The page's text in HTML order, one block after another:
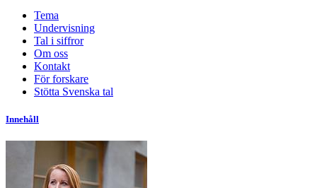
Tema
Undervisning
Tal i siffror
Om oss
Kontakt
För forskare
Stötta Svenska tal
Innehåll